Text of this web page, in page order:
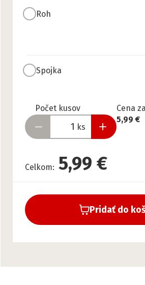
Roh
Spojka
Počet kusov
ks
Pripravené
Cena
5,99 €
Celkom: 5,99 €
Pridať do